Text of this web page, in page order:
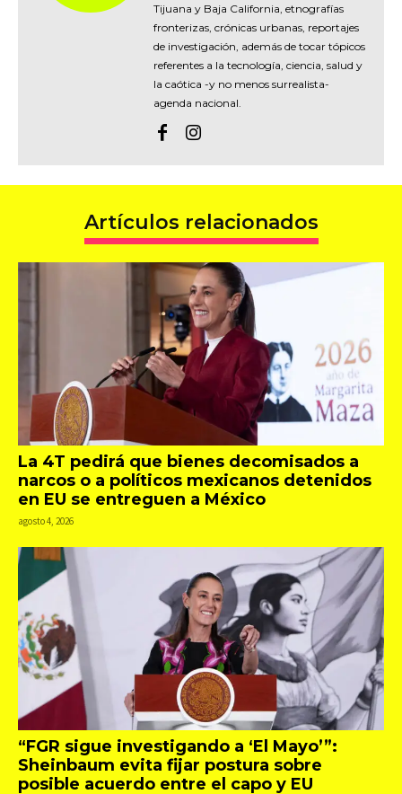
Tijuana y Baja California, etnografías
fronterizas, crónicas urbanas, reportajes
de investigación, además de tocar tópicos
referentes a la tecnología, ciencia, salud y
la caótica -y no menos surrealista-
agenda nacional.
Artículos relacionados
La 4T pedirá que bienes decomisados a
narcos o a políticos mexicanos detenidos
en EU se entreguen a México
agosto 4, 2026
“FGR sigue investigando a ‘El Mayo’”:
Sheinbaum evita fijar postura sobre
posible acuerdo entre el capo y EU